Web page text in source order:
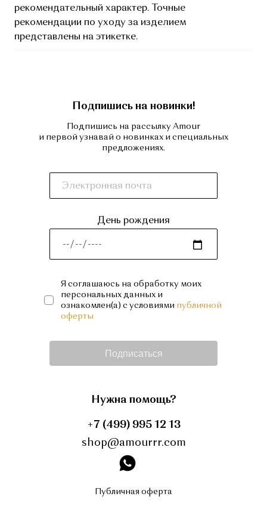
рекомендательный характер. Точные
рекомендации по уходу за изделием
представлены на этикетке.
Подпишись на новинки!
Подпишись на рассылку Amour
и первой узнавай о новинках и специальных
предложениях.
День рождения
Я соглашаюсь на обработку моих
персональных данных и
ознакомлен(а) с условиями публичной
оферты
Подписаться
Нужна помощь?
+7 (499) 995 12 13
shop@amourrr.com
instagram
Публичная оферта